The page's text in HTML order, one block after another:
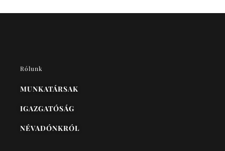
Rólunk
MUNKATÁRSAK
IGAZGATÓSÁG
NÉVADÓNKRÓL